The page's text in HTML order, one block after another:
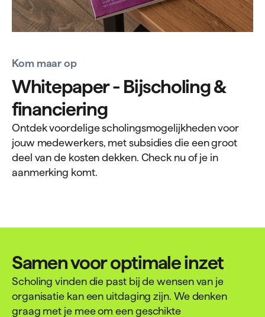
Kom maar op
Whitepaper - Bijscholing &
financiering
Ontdek voordelige scholingsmogelijkheden voor
jouw medewerkers, met subsidies die een groot
deel van de kosten dekken. Check nu of je in
aanmerking komt.
Samen voor optimale inzet
Scholing vinden die past bij de wensen van je
organisatie kan een uitdaging zijn. We denken
graag met je mee om een geschikte